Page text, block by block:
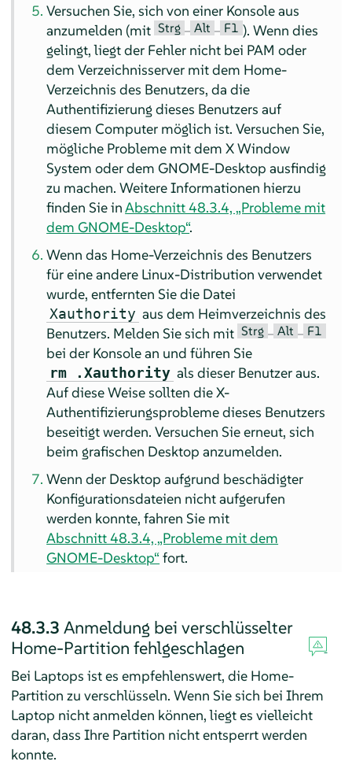
Versuchen Sie, sich von einer Konsole aus
anzumelden (mit Strg – Alt – F1 ). Wenn dies
gelingt, liegt der Fehler nicht bei PAM oder
dem Verzeichnisserver mit dem Home-
Verzeichnis des Benutzers, da die
Authentifizierung dieses Benutzers auf
diesem Computer möglich ist. Versuchen Sie,
mögliche Probleme mit dem X Window
System oder dem GNOME-Desktop ausfindig
zu machen. Weitere Informationen hierzu
finden Sie inAbschnitt 48.3.4, „Probleme mit
dem GNOME-Desktop“.
Wenn das Home-Verzeichnis des Benutzers
für eine andere Linux-Distribution verwendet
wurde, entfernten Sie die Datei
Xauthority aus dem Heimverzeichnis des
Benutzers. Melden Sie sich mit Strg – Alt – F1
bei der Konsole an und führen Sie
rm .Xauthority als dieser Benutzer aus.
Auf diese Weise sollten die X-
Authentifizierungsprobleme dieses Benutzers
beseitigt werden. Versuchen Sie erneut, sich
beim grafischen Desktop anzumelden.
Wenn der Desktop aufgrund beschädigter
Konfigurationsdateien nicht aufgerufen
werden konnte, fahren Sie mit
Abschnitt 48.3.4, „Probleme mit dem
GNOME-Desktop“fort.
48.3.3 Anmeldung bei verschlüsselter
Home-Partition fehlgeschlagen
Bei Laptops ist es empfehlenswert, die Home-
Partition zu verschlüsseln. Wenn Sie sich bei Ihrem
Laptop nicht anmelden können, liegt es vielleicht
daran, dass Ihre Partition nicht entsperrt werden
konnte.